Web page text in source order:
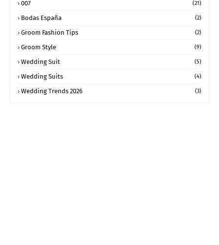
007 (21)
Bodas España (2)
Groom Fashion Tips (2)
Groom Style (9)
Wedding Suit (5)
Wedding Suits (4)
Wedding Trends 2026 (3)